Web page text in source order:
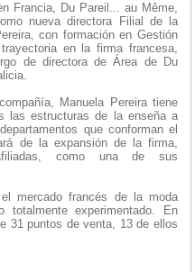
Francia, Du Pareil... au Même,
nueva directora Filial de la
con formación en Gestión
en la firma francesa,
de directora de Área de Du
Manuela Pereira tiene
las estructuras de la enseña a
que conforman el
de la expansión de la firma,
como una de sus
mercado francés de la moda
experimentado. En
31 puntos de venta, 13 de ellos